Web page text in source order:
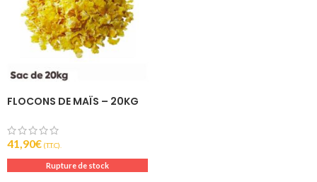
FLOCONS DE MAÏS – 20KG
41,90€ (T.T.C).
Rupture de stock